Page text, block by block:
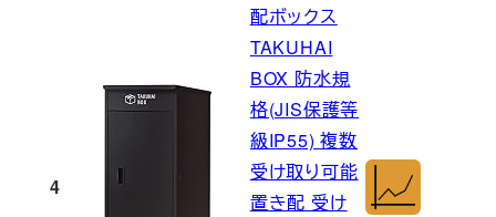
4
配ボックス
TAKUHAI
BOX 防水規
格(JIS保護等
級IP55) 複数
受け取り可能
置き配 受け